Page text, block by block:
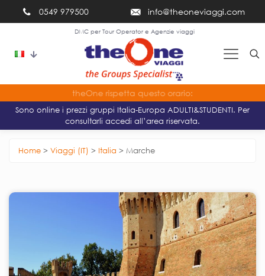
0549 979500 info@theoneviaggi.com
DMC per Tour Operator e Agenzie viaggi
theOne rispetta questo orario:
Sono online i prezzi gruppi Italia-Europa ADULTI&STUDENTI. Per
consultarli accedi all’area riservata.
Home > Viaggi (IT) > Italia > Marche